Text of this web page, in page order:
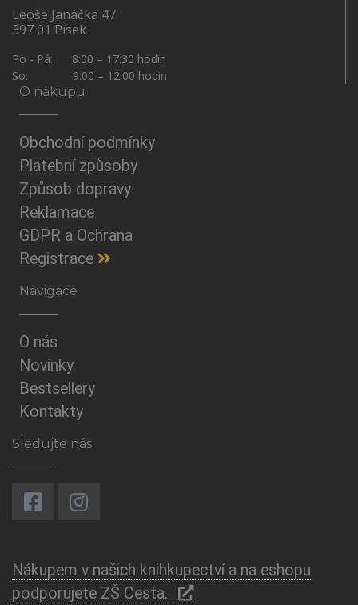
Leoše Janáčka 47
397 01 Písek
Po - Pá: 8:00 – 17:30 hodin
So: 9:00 – 12:00 hodin
O nákupu
Obchodní podmínky
Platební způsoby
Způsob dopravy
Reklamace
GDPR a Ochrana
Registrace
Navigace
O nás
Novinky
Bestsellery
Kontakty
Sledujte nás
Nákupem v našich knihkupectví a na eshopu
podporujete ZŠ Cesta.